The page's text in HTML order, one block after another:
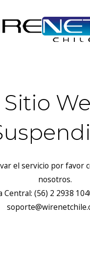
Sitio
el servicio por favor
nosotros.
Central: (56) 2 2938